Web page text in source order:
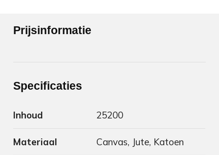
Prijsinformatie
Specificaties
Inhoud 25200
Materiaal Canvas, Jute, Katoen